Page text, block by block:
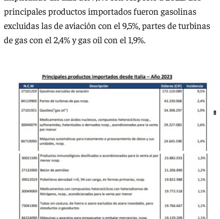
principales productos importados fueron gasolinas
excluidas las de aviación con el 9,5%, partes de turbinas
de gas con el 2,4% y gas oil con el 1,9%.